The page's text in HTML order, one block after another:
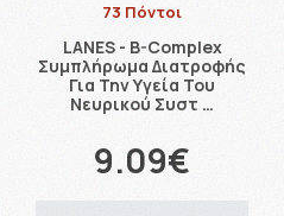
73 Πόντοι
LANES - B-Complex
Συμπλήρωμα Διατροφής
Για Την Υγεία Του
Νευρικού Συστ …
9.09€